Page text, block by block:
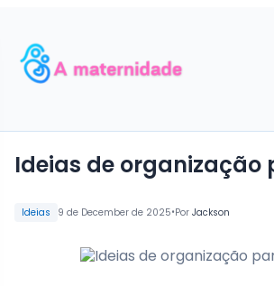
Ideias 9 de December de 2025•Por Jackson
Ideias de organização